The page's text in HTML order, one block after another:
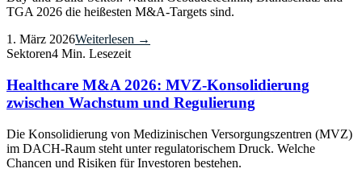
TGA 2026 die heißesten M&A-Targets sind.
1. März 2026Weiterlesen →
Sektoren4 Min. Lesezeit
Healthcare M&A 2026: MVZ-Konsolidierung
zwischen Wachstum und Regulierung
Die Konsolidierung von Medizinischen Versorgungszentren (MVZ)
im DACH-Raum steht unter regulatorischem Druck. Welche
Chancen und Risiken für Investoren bestehen.